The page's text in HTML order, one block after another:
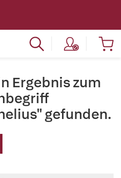
Ergebnis zum
gefunden.